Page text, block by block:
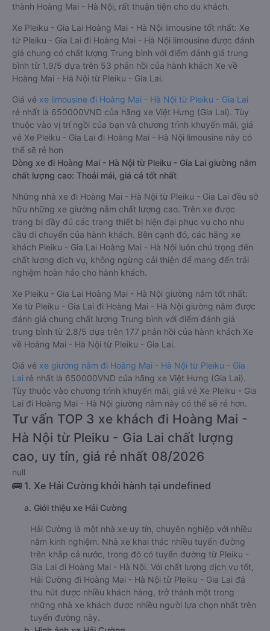
thành Hoàng Mai - Hà Nội, rất thuận tiện cho du khách.
Xe Pleiku - Gia Lai Hoàng Mai - Hà Nội limousine tốt nhất: Xe
từ Pleiku - Gia Lai đi Hoàng Mai - Hà Nội limousine được đánh
giá chung có chất lượng Trung bình với điểm đánh giá trung
bình từ 1.9/5 dựa trên 53 phản hồi của hành khách Xe về
Hoàng Mai - Hà Nội từ Pleiku - Gia Lai.
Giá vé xe limousine đi Hoàng Mai - Hà Nội từ Pleiku - Gia Lai
rẻ nhất là 650000VND của hãng xe Việt Hưng (Gia Lai). Tùy
thuộc vào vị trí ngồi của bạn và chương trình khuyến mãi, giá
vé Xe Pleiku - Gia Lai đi Hoàng Mai - Hà Nội limousine này có
thể sẽ rẻ hơn
Dòng xe đi Hoàng Mai - Hà Nội từ Pleiku - Gia Lai giường nằm
chất lượng cao: Thoải mái, giá cả tốt nhất
Những nhà xe đi Hoàng Mai - Hà Nội từ Pleiku - Gia Lai đều sở
hữu những xe giường nằm chất lượng cao. Trên xe được
trang bị đầy đủ các trang thiết bị hiện đại phục vụ cho nhu
cầu di chuyển của hành khách. Bên cạnh đó, các hãng xe
khách Pleiku - Gia Lai Hoàng Mai - Hà Nội luôn chú trọng đến
chất lượng dịch vụ, không ngừng cải thiện để mang đến trải
nghiệm hoàn hảo cho hành khách.
Xe Pleiku - Gia Lai Hoàng Mai - Hà Nội giường nằm tốt nhất:
Xe từ Pleiku - Gia Lai đi Hoàng Mai - Hà Nội giường nằm được
đánh giá chung chất lượng Trung bình với điểm đánh giá
trung bình từ 2.8/5 dựa trên 177 phản hồi của hành khách Xe
về Hoàng Mai - Hà Nội từ Pleiku - Gia Lai.
Giá vé xe giường nằm đi Hoàng Mai - Hà Nội từ Pleiku - Gia
Lai rẻ nhất là 650000VND của hãng xe Việt Hưng (Gia Lai).
Tùy thuộc vào chương trình khuyến mãi, giá vé Xe Pleiku - Gia
Lai đi Hoàng Mai - Hà Nội giường nằm này có thể sẽ rẻ hơn.
Tư vấn TOP 3 xe khách đi Hoàng Mai -
Hà Nội từ Pleiku - Gia Lai chất lượng
cao, uy tín, giá rẻ nhất 08/2026
null
🚌 1. Xe Hải Cường khởi hành tại undefined
a. Giới thiệu xe Hải Cường
Hải Cường là một nhà xe uy tín, chuyên nghiệp với nhiều
năm kinh nghiệm. Nhà xe khai thác nhiều tuyến đường
trên khắp cả nước, trong đó có tuyến đường từ Pleiku -
Gia Lai đi Hoàng Mai - Hà Nội. Với chất lượng dịch vụ tốt,
Hải Cường đi Hoàng Mai - Hà Nội từ Pleiku - Gia Lai đã
thu hút được nhiều khách hàng, trở thành một trong
những nhà xe khách được nhiều người lựa chọn nhất trên
tuyến đường này.